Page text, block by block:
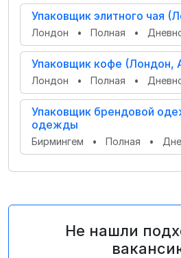
Упаковщик элитного чая
Лондон • Полная •
Упаковщик кофе (Лондон,
Лондон • Полная •
Упаковщик брендовой
одежды
Бирмингем • Полная •
Не нашли